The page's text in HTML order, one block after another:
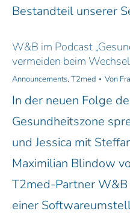
Bestandteil unserer
W&B im Podcast
vermeiden beim
Announcements, T2med Von
In der neuen Folge
Gesundheitszone
und Jessica mit
Maximilian Blindow
T2med-Partner
einer